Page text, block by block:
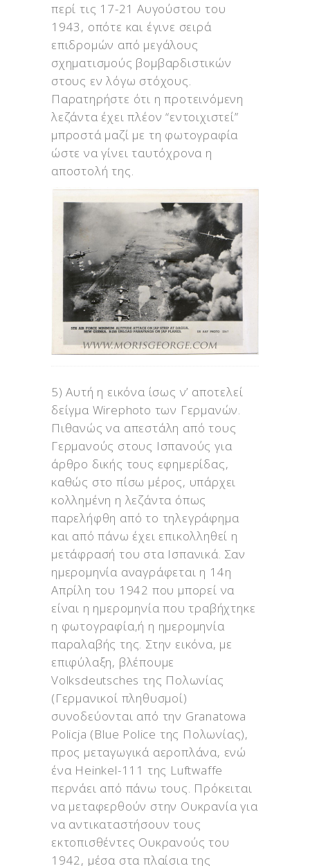
περί τις 17-21 Αυγούστου του
1943, οπότε και έγινε σειρά
επιδρομών από μεγάλους
σχηματισμούς βομβαρδιστικών
στους εν λόγω στόχους.
Παρατηρήστε ότι η προτεινόμενη
λεζάντα έχει πλέον “εντοιχιστεί”
μπροστά μαζί με τη φωτογραφία
ώστε να γίνει ταυτόχρονα η
αποστολή της.
5) Αυτή η εικόνα ίσως ν’ αποτελεί
δείγμα Wirephoto των Γερμανών.
Πιθανώς να απεστάλη από τους
Γερμανούς στους Ισπανούς για
άρθρο δικής τους εφημερίδας,
καθώς στο πίσω μέρος, υπάρχει
κολλημένη η λεζάντα όπως
παρελήφθη από το τηλεγράφημα
και από πάνω έχει επικολληθεί η
μετάφρασή του στα Ισπανικά. Σαν
ημερομηνία αναγράφεται η 14η
Απρίλη του 1942 που μπορεί να
είναι η ημερομηνία που τραβήχτηκε
η φωτογραφία,ή η ημερομηνία
παραλαβής της. Στην εικόνα, με
επιφύλαξη, βλέπουμε
Volksdeutsches της Πολωνίας
(Γερμανικοί πληθυσμοί)
συνοδεύονται από την Granatowa
Policja (Blue Police της Πολωνίας),
προς μεταγωγικά αεροπλάνα, ενώ
ένα Heinkel-111 της Luftwaffe
περνάει από πάνω τους. Πρόκειται
να μεταφερθούν στην Ουκρανία για
να αντικαταστήσουν τους
εκτοπισθέντες Ουκρανούς του
1942, μέσα στα πλαίσια της